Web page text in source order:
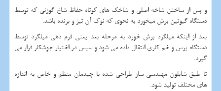
و پس از ساختن شاخه اصلی و شاخک های کوتاه حفاظ شاخ گوزنی که توسط
دستگاه گیوتین برش میخورد به نحوی که نوک آن تیز و برنده باشد.
بعد از اینکه میلگرد برش خورد به مرحله بعد یعنی فرم دهی میلگرد توسط
دستگاه پرس و خم کاری انتقال داده می شود و سپس در اختیار جوشکار قرار می
گیرد.
تا طبق شابلون مهندسی ساز طراحی شده با چیدمان منظم و خاص به اندازه
های مختلف تولید شود.